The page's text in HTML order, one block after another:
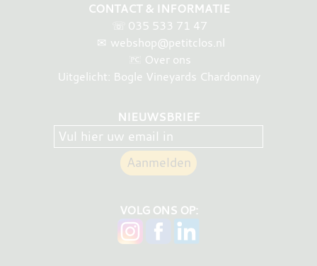
CONTACT & INFORMATIE
☏ 035 533 71 47
✉ webshop@petitclos.nl
Over ons
Uitgelicht: Bogle Vineyards Chardonnay
NIEUWSBRIEF
VOLG ONS OP: